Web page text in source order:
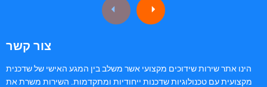
צור קשר
הינו אתר שירות שידוכים מקצועי אשר משלב בין המגע האישי של שדכנית
מקצועית עם טכנולוגיות שדכנות ייחודיות ומתקדמות. השירות משרת את